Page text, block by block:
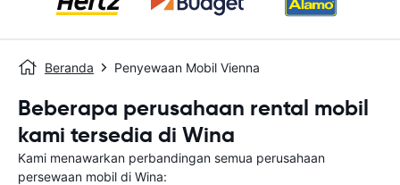
Beranda Penyewaan Mobil Vienna
Beberapa perusahaan rental mobil
kami tersedia di Wina
Kami menawarkan perbandingan semua perusahaan
persewaan mobil di Wina: